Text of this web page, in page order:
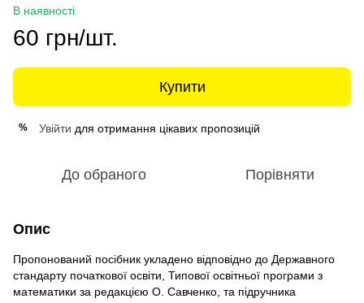
В наявності
60 грн/шт.
Купити
% Увійти для отримання цікавих пропозицій
До обраного Порівняти
Опис
Пропонований посібник укладено відповідно до Державного
стандарту початкової освіти, Типової освітньої програми з
математики за редакцією О. Савченко, та підручника